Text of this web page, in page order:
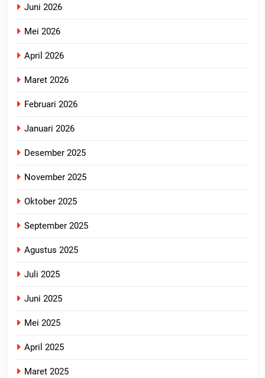
Juni 2026
Mei 2026
April 2026
Maret 2026
Februari 2026
Januari 2026
Desember 2025
November 2025
Oktober 2025
September 2025
Agustus 2025
Juli 2025
Juni 2025
Mei 2025
April 2025
Maret 2025